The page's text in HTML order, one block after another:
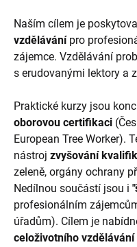
Naším cílem je
vzdělávánípro
zájemce. Vzdělávání
s erudovanými lektory a
Praktické kurzy jsou
oborovou certifikaci
European Tree Worker).
nástroj zvyšování
zeleně, orgány ochrany
Nedílnou součástí jsou i
profesionálním
úřadům). Cílem je
celoživotního vzdělávání